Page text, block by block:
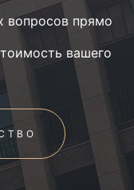
вопросов прямо
вашего